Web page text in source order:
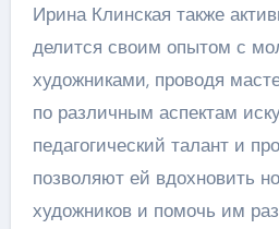
Ирина Клинская также
делится своим опытом с
художниками, проводя
по различным аспектам
педагогический талант и
позволяют ей вдохновить
художников и помочь им